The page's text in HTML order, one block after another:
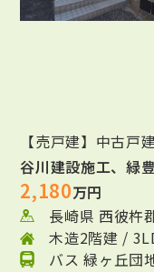
【売戸建】中古戸
谷川建設施工、緑
2,180万円
長崎県 西彼杵
木造2階建 /
バス 緑ヶ丘団